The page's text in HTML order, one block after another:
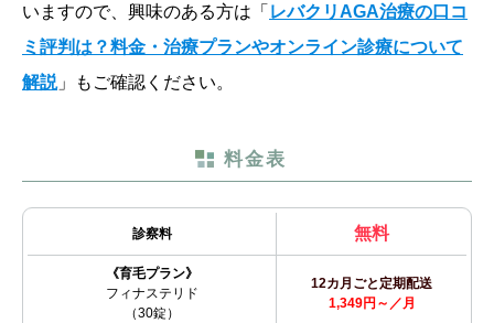
いますので、興味のある方は「 レバクリAGA治療の口コ
ミ評判は？料金・治療プランやオンライン診療について
解説」もご確認ください。
料金表
診察料 無料
《育毛プラン》
フィナステリド
（30錠）
12カ月ごと定期配送
1,349円～／月